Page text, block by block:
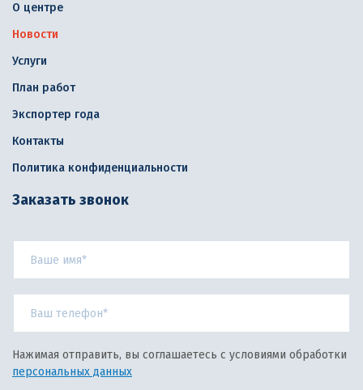
О центре
Новости
Услуги
План работ
Экспортер года
Контакты
Политика конфиденциальности
Заказать звонок
Нажимая отправить, вы соглашаетесь с условиями обработки
персональных данных